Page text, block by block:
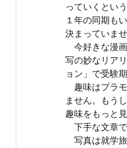
っていくとい
１年の同期も
決まっていま
今好きな漫
写の妙なリア
ョン」で受験
趣味はプラ
ません。もう
趣味をもっと
下手な文章で
写真は就学